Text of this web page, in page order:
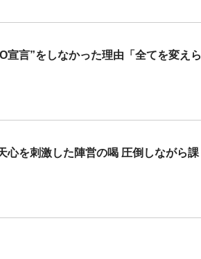
言”をしなかった理由「全てを変えら
を刺激した陣営の喝 圧倒しながら課